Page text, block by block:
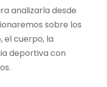
analizarla desde
sobre los
el cuerpo, la
deportiva con